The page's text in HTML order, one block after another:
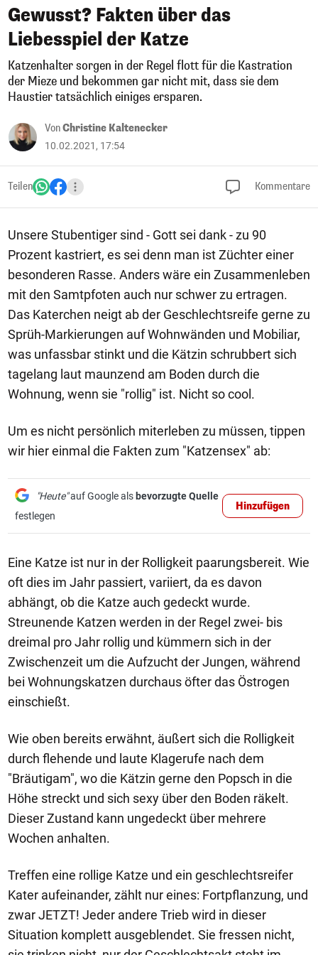
Gewusst? Fakten über das
Liebesspiel der Katze
Katzenhalter sorgen in der Regel flott für die Kastration
der Mieze und bekommen gar nicht mit, dass sie dem
Haustier tatsächlich einiges ersparen.
VonChristine Kaltenecker
10.02.2021, 17:54
Teilen Kommentare
Unsere Stubentiger sind - Gott sei dank - zu 90
Prozent kastriert, es sei denn man ist Züchter einer
besonderen Rasse. Anders wäre ein Zusammenleben
mit den Samtpfoten auch nur schwer zu ertragen.
Das Katerchen neigt ab der Geschlechtsreife gerne zu
Sprüh-Markierungen auf Wohnwänden und Mobiliar,
was unfassbar stinkt und die Kätzin schrubbert sich
tagelang laut maunzend am Boden durch die
Wohnung, wenn sie "rollig" ist. Nicht so cool.
Um es nicht persönlich miterleben zu müssen, tippen
wir hier einmal die Fakten zum "Katzensex" ab:
"Heute"auf Google als bevorzugte Quelle
festlegen
Hinzufügen
Eine Katze ist nur in der Rolligkeit paarungsbereit. Wie
oft dies im Jahr passiert, variiert, da es davon
abhängt, ob die Katze auch gedeckt wurde.
Streunende Katzen werden in der Regel zwei- bis
dreimal pro Jahr rollig und kümmern sich in der
Zwischenzeit um die Aufzucht der Jungen, während
bei Wohnungskatzen durchaus öfter das Östrogen
einschießt.
Wie oben bereits erwähnt, äußert sich die Rolligkeit
durch flehende und laute Klagerufe nach dem
"Bräutigam", wo die Kätzin gerne den Popsch in die
Höhe streckt und sich sexy über den Boden räkelt.
Dieser Zustand kann ungedeckt über mehrere
Wochen anhalten.
Treffen eine rollige Katze und ein geschlechtsreifer
Kater aufeinander, zählt nur eines: Fortpflanzung, und
zwar JETZT! Jeder andere Trieb wird in dieser
Situation komplett ausgeblendet. Sie fressen nicht,